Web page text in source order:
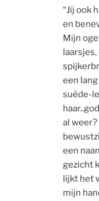
“Jij ook
en
Mijn
een
suède-
al
een
gezicht
lijkt het
mijn